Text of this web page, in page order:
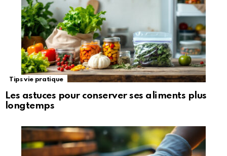
Tips vie pratique
Les astuces pour conserver ses aliments plus
longtemps